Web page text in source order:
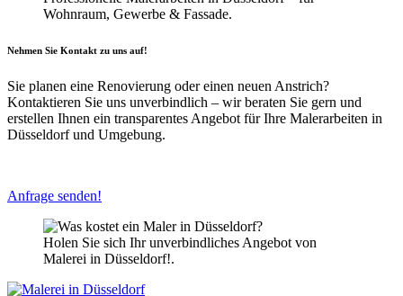
Wohnraum, Gewerbe & Fassade.
Nehmen Sie Kontakt zu uns auf!
Sie planen eine Renovierung oder einen neuen Anstrich?
Kontaktieren Sie uns unverbindlich – wir beraten Sie gern und
erstellen Ihnen ein transparentes Angebot für Ihre Malerarbeiten in
Düsseldorf und Umgebung.
Anfrage senden!
Holen Sie sich Ihr unverbindliches Angebot von
Malerei in Düsseldorf!.